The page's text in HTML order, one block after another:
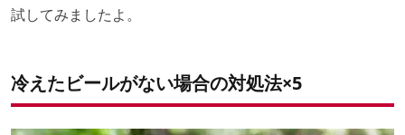
試してみましたよ。
冷えたビールがない場合の対処法×5